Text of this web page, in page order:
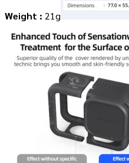
Weight : 21g